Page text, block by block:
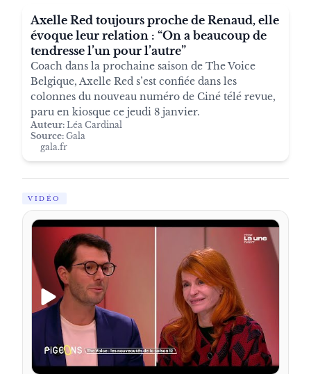
Axelle Red toujours proche de Renaud, elle
évoque leur relation : “On a beaucoup de
tendresse l’un pour l’autre”
Coach dans la prochaine saison de The Voice
Belgique, Axelle Red s’est confiée dans les
colonnes du nouveau numéro de Ciné télé revue,
paru en kiosque ce jeudi 8 janvier.
Auteur: Léa Cardinal
Source: Gala
gala.fr
VIDÉO